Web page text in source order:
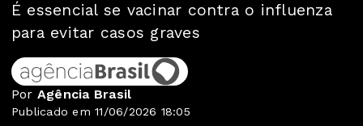
É essencial se vacinar contra o influenza
para evitar casos graves
Por Agência Brasil
Publicado em 11/06/2026 18:05